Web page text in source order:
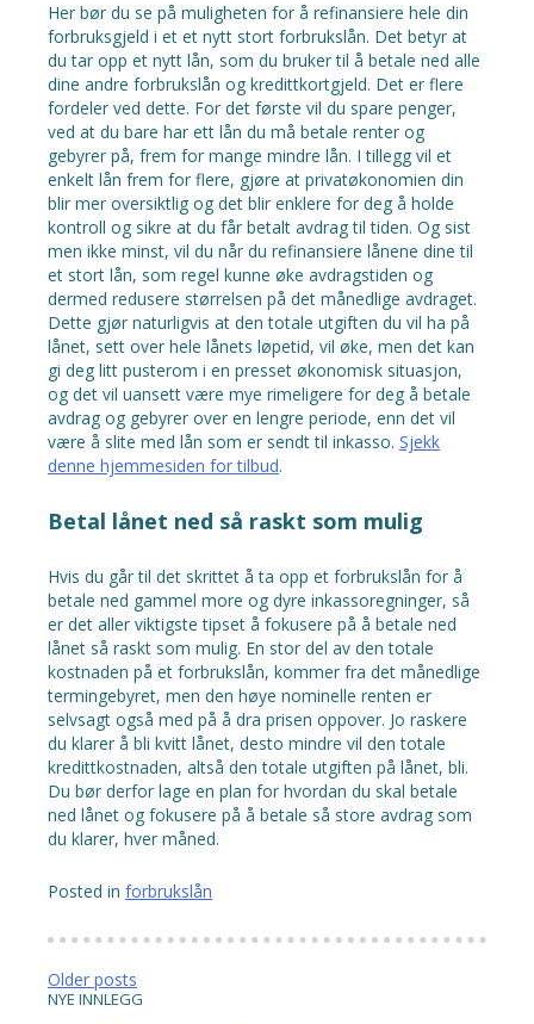
Her bør du se på muligheten for å refinansiere hele din
forbruksgjeld i et et nytt stort forbrukslån. Det betyr at
du tar opp et nytt lån, som du bruker til å betale ned alle
dine andre forbrukslån og kredittkortgjeld. Det er flere
fordeler ved dette. For det første vil du spare penger,
ved at du bare har ett lån du må betale renter og
gebyrer på, frem for mange mindre lån. I tillegg vil et
enkelt lån frem for flere, gjøre at privatøkonomien din
blir mer oversiktlig og det blir enklere for deg å holde
kontroll og sikre at du får betalt avdrag til tiden. Og sist
men ikke minst, vil du når du refinansiere lånene dine til
et stort lån, som regel kunne øke avdragstiden og
dermed redusere størrelsen på det månedlige avdraget.
Dette gjør naturligvis at den totale utgiften du vil ha på
lånet, sett over hele lånets løpetid, vil øke, men det kan
gi deg litt pusterom i en presset økonomisk situasjon,
og det vil uansett være mye rimeligere for deg å betale
avdrag og gebyrer over en lengre periode, enn det vil
være å slite med lån som er sendt til inkasso. Sjekk
denne hjemmesiden for tilbud.
Betal lånet ned så raskt som mulig
Hvis du går til det skrittet å ta opp et forbrukslån for å
betale ned gammel more og dyre inkassoregninger, så
er det aller viktigste tipset å fokusere på å betale ned
lånet så raskt som mulig. En stor del av den totale
kostnaden på et forbrukslån, kommer fra det månedlige
termingebyret, men den høye nominelle renten er
selvsagt også med på å dra prisen oppover. Jo raskere
du klarer å bli kvitt lånet, desto mindre vil den totale
kredittkostnaden, altså den totale utgiften på lånet, bli.
Du bør derfor lage en plan for hvordan du skal betale
ned lånet og fokusere på å betale så store avdrag som
du klarer, hver måned.
Posted in forbrukslån
Posts
navigation
Older posts
NYE INNLEGG